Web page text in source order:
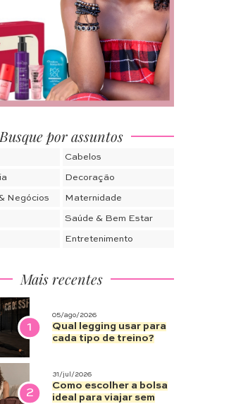
Busque por assuntos
Cabelos
Decoração
Negócios Maternidade
Saúde & Bem Estar
Entretenimento
Mais recentes
1
05/ago/2026
Qual legging usar para
cada tipo de treino?
2
31/jul/2026
Como escolher a bolsa
ideal para viajar sem